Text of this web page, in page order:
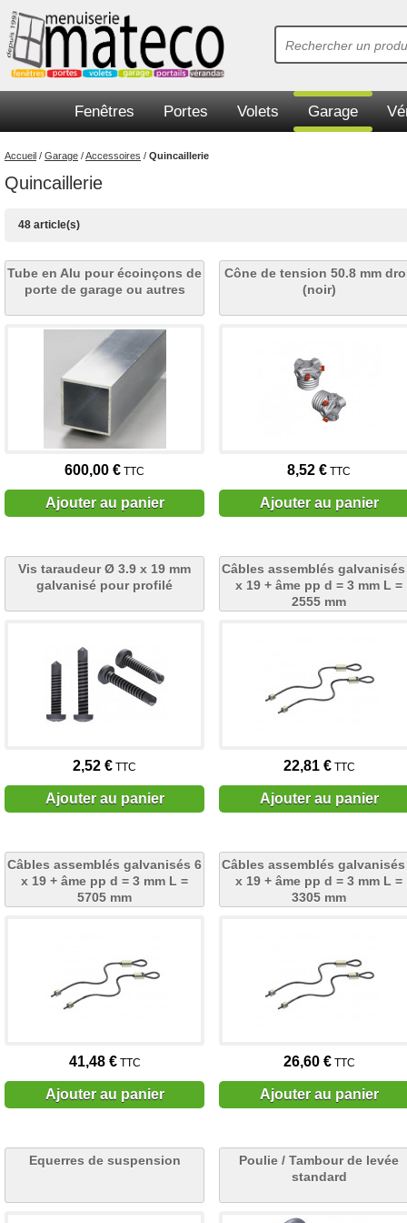
Fenêtres Portes Volets Garage
Accueil / Garage /Accessoires / Quincaillerie
Quincaillerie
48 article(s)
Tube en Alu pour écoinçons de
porte de garage ou autres
600,00 € TTC
Ajouter au panier
Cône de tension 50.8 mm
(noir)
8,52 € TTC
Ajouter au panier
Vis taraudeur Ø 3.9 x 19 mm
galvanisé pour profilé
2,52 € TTC
Ajouter au panier
Câbles assemblés galvanisés
x 19 + âme pp d = 3 mm L =
2555 mm
22,81 €TTC
Ajouter au panier
Câbles assemblés galvanisés 6
x 19 + âme pp d = 3 mm L =
5705 mm
41,48 €TTC
Ajouter au panier
Câbles assemblés galvanisés
x 19 + âme pp d = 3 mm L =
3305 mm
26,60 €TTC
Ajouter au panier
Equerres de suspension
Poulie / Tambour de levée
standard